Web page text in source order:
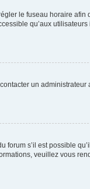
le fuseau horaire afin
qu’aux utilisateurs
un administrateur
forum s’il est possible
veuillez vous